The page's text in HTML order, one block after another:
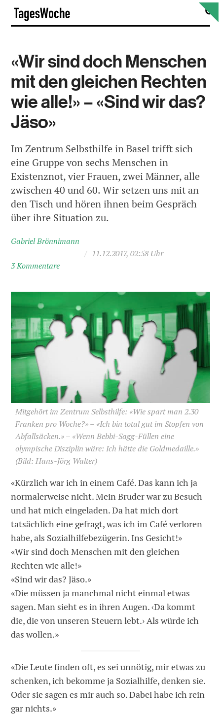
Skip
content
«Wir sind doch Menschen
mit den gleichen Rechten
wie alle!» – «Sind wir das?
Jäso»
Im Zentrum Selbsthilfe in Basel trifft sich
eine Gruppe von sechs Menschen in
Existenznot, vier Frauen, zwei Männer, alle
zwischen 40 und 60. Wir setzen uns mit an
den Tisch und hören ihnen beim Gespräch
über ihre Situation zu.
Gabriel Brönnimann
/ 11.12.2017, 02:58 Uhr
3 Kommentare
Mitgehört im Zentrum Selbsthilfe: «Wie spart man 2.30
Franken pro Woche?» – «Ich bin total gut im Stopfen von
Abfallsäcken.» – «Wenn Bebbi-Sagg-Füllen eine
olympische Disziplin wäre: Ich hätte die Goldmedaille.»
(Bild: Hans-Jörg Walter)
«Kürzlich war ich in einem Café. Das kann ich ja
normalerweise nicht. Mein Bruder war zu Besuch
und hat mich eingeladen. Da hat mich dort
tatsächlich eine gefragt, was ich im Café verloren
habe, als Sozialhilfebezügerin. Ins Gesicht!»
«Wir sind doch Menschen mit den gleichen
Rechten wie alle!»
«Sind wir das? Jäso.»
«Die müssen ja manchmal nicht einmal ­etwas
sagen. Man sieht es in ihren Augen. ‹Da kommt
die, die von unseren Steuern lebt.› Als würde ich
das wollen.»
«Die Leute finden oft, es sei unnötig, mir etwas zu
schenken, ich bekomme ja Sozialhilfe, denken sie.
Oder sie sagen es mir auch so. Dabei habe ich rein
gar nichts.»